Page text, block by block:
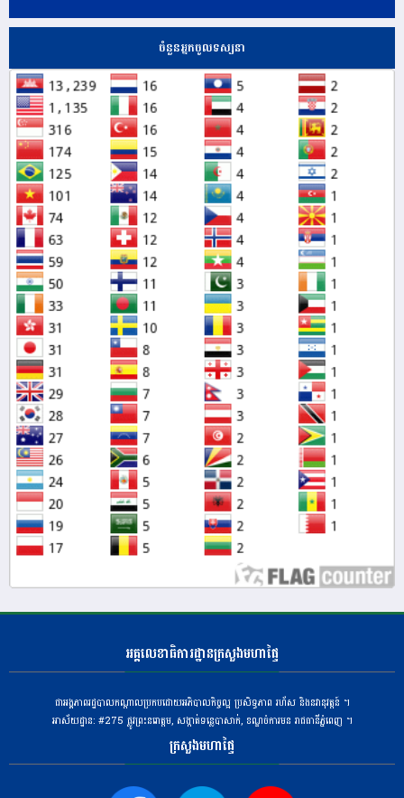
ចំនួនអ្នកចូលទស្សនា
អគ្គលេខាធិការដ្ឋានក្រសួងមហាផ្ទៃ
ជាអង្គភាពរដ្ឋបាលកណ្តាលប្រកបដោយអភិបាលកិច្ចល្អ ប្រសិទ្ធភាព រហ័ស និងនវានុវត្តន៍ ។
អាស័យដ្ឋាន: #275 ​ផ្លូវព្រះនរោត្តម, សង្កាត់ទន្លេបាសាក់, ខណ្ឌចំការមន រាជធានីភ្នំពេញ ។
ក្រសួងមហាផ្ទៃ